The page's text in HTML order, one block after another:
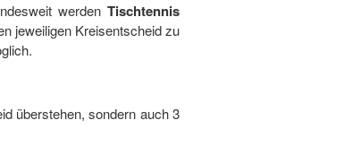
werdenTischtennis
jeweiligen Kreisentscheid zu
überstehen, sondern auch 3